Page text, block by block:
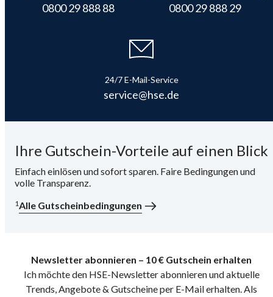
0800 29 888 88 0800 29 888 29
24/7 E-Mail-Service
service@hse.de
Ihre Gutschein-Vorteile auf einen Blick
Einfach einlösen und sofort sparen. Faire Bedingungen und
volle Transparenz.
1Alle Gutscheinbedingungen
Newsletter abonnieren – 10 € Gutschein erhalten
Ich möchte den HSE-Newsletter abonnieren und aktuelle
Trends, Angebote & Gutscheine per E-Mail erhalten. Als